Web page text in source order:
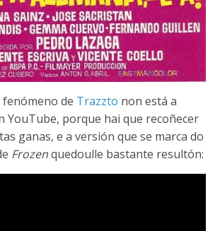
de Trazzto non está a
YouTube, porque hai que recoñecer
ganas, e a versión que se marca do
Frozenquedoulle bastante resultón: